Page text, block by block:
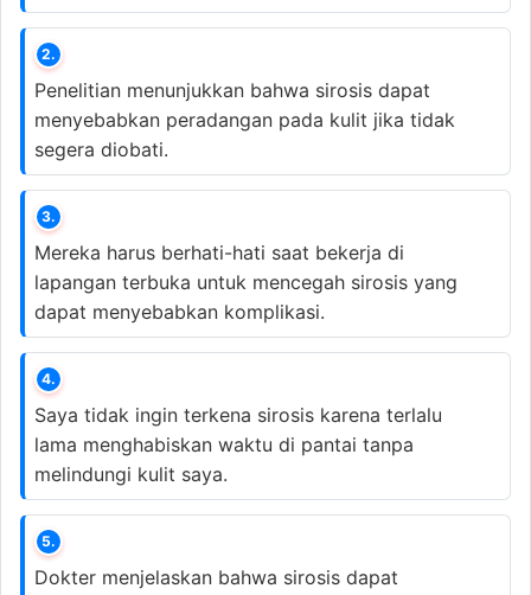
2.
Penelitian menunjukkan bahwa sirosis dapat
menyebabkan peradangan pada kulit jika tidak
segera diobati.
3.
Mereka harus berhati-hati saat bekerja di
lapangan terbuka untuk mencegah sirosis yang
dapat menyebabkan komplikasi.
4.
Saya tidak ingin terkena sirosis karena terlalu
lama menghabiskan waktu di pantai tanpa
melindungi kulit saya.
5.
Dokter menjelaskan bahwa sirosis dapat